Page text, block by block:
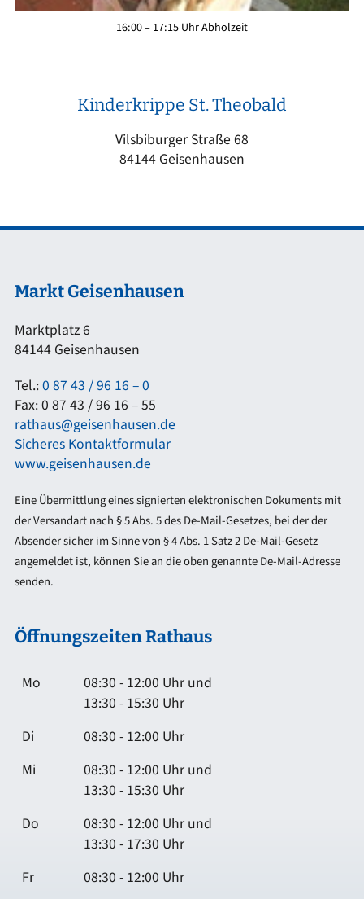
16:00 – 17:15 Uhr Abholzeit
Kinderkrippe St. Theobald
Vilsbiburger Straße 68
84144 Geisenhausen
Markt Geisenhausen
Marktplatz 6
84144 Geisenhausen
Tel.:0 87 43 / 96 16 – 0
Fax: 0 87 43 / 96 16 – 55
rathaus@geisenhausen.de
Sicheres Kontaktformular
www.geisenhausen.de
Eine Übermittlung eines signierten elektronischen Dokuments mit
der Versandart nach § 5 Abs. 5 des De-Mail-Gesetzes, bei der der
Absender sicher im Sinne von § 4 Abs. 1 Satz 2 De-Mail-Gesetz
angemeldet ist, können Sie an die oben genannte De-Mail-Adresse
senden.
Öffnungszeiten Rathaus
Mo
08:30 - 12:00 Uhr und
13:30 - 15:30 Uhr
Di
08:30 - 12:00 Uhr
Mi
08:30 - 12:00 Uhr und
13:30 - 15:30 Uhr
Do
08:30 - 12:00 Uhr und
13:30 - 17:30 Uhr
Fr
08:30 - 12:00 Uhr